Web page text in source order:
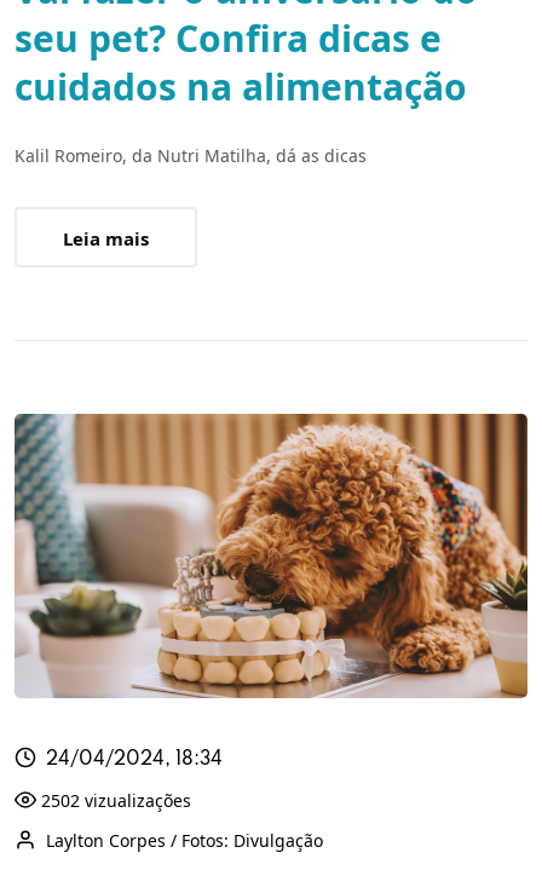
seu pet? Confira dicas e
cuidados na alimentação
Kalil Romeiro, da Nutri Matilha, dá as dicas
Leia mais
24/04/2024, 18:34
2502 vizualizações
Laylton Corpes / Fotos: Divulgação